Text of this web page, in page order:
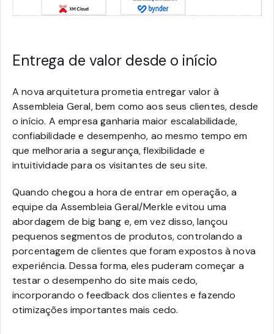
Entrega de valor desde o início
A nova arquitetura prometia entregar valor à
Assembleia Geral, bem como aos seus clientes, desde
o início. A empresa ganharia maior escalabilidade,
confiabilidade e desempenho, ao mesmo tempo em
que melhoraria a segurança, flexibilidade e
intuitividade para os visitantes de seu site.
Quando chegou a hora de entrar em operação, a
equipe da Assembleia Geral/Merkle evitou uma
abordagem de big bang e, em vez disso, lançou
pequenos segmentos de produtos, controlando a
porcentagem de clientes que foram expostos à nova
experiência. Dessa forma, eles puderam começar a
testar o desempenho do site mais cedo,
incorporando o feedback dos clientes e fazendo
otimizações importantes mais cedo.